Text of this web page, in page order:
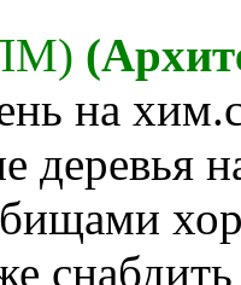
на
деревья
щами